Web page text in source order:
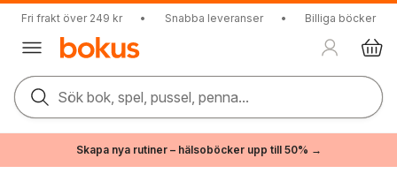
Fri frakt över 249 kr • Snabba leveranser • Billiga böcker
Sök bok, spel, pussel, penna...
Skapa nya rutiner – hälsoböcker upp till 50% →